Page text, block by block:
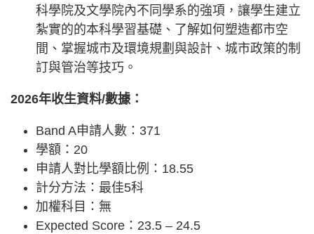
科學院及文學院內不同學系的強項，讓學生建立
紮實的的本科學習基礎、了解如何塑造都市空
間、掌握城市及環境規劃與設計、城市政策的制
訂與管治等技巧。
2026年收生資料/數據：
Band A申請人數：371
學額：20
申請人對比學額比例：18.55
計分方法：最佳5科
加權科目：無
Expected Score：23.5 – 24.5